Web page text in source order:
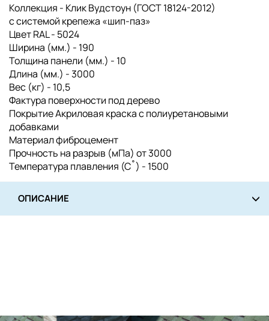
Коллекция - Клик Вудстоун (ГОСТ 18124-2012)
с системой крепежа «шип-паз»
Цвет RAL - 5024
Ширина (мм.) - 190
Толщина панели (мм.) - 10
Длина (мм.) - 3000
Вес (кг) - 10,5
Фактура поверхности под дерево
Покрытие Акриловая краска с полиуретановыми
добавками
Материал фиброцемент
Прочность на разрыв (мПа) от 3000
Температура плавления (С˚) - 1500
ОПИСАНИЕ